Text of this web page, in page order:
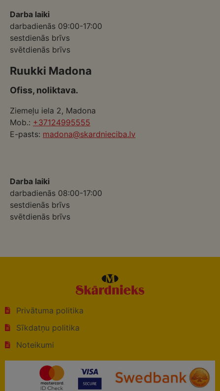
Darba laiki
darbadienās 09:00-17:00
sestdienās brīvs
svētdienās brīvs
Ruukki Madona
Ofiss, noliktava.
Ziemeļu iela 2, Madona
Mob.: +37124995555
E-pasts: madona@skardnieciba.lv
Darba laiki
darbadienās 08:00-17:00
sestdienās brīvs
svētdienās brīvs
Privātuma politika
Sīkdatņu politika
Noteikumi